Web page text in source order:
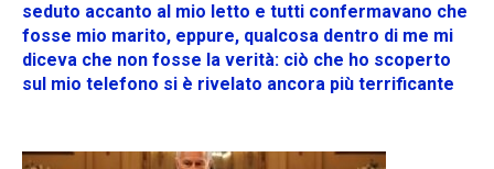
seduto accanto al mio letto e tutti confermavano che
fosse mio marito, eppure, qualcosa dentro di me mi
diceva che non fosse la verità: ciò che ho scoperto
sul mio telefono si è rivelato ancora più terrificante